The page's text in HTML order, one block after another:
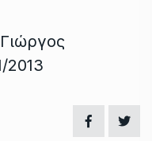
2013